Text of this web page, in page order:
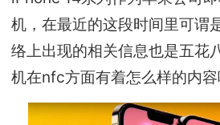
机，在最近的这段时间里可谓
络上出现的相关信息也是五花
机在nfc方面有着怎么样的内容